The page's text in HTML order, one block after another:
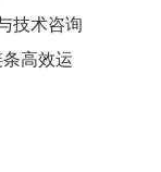
技术咨询
高效运